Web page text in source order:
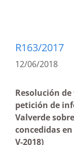
R163/2017
12/06/2018
Resolución
petición de
Valverde
concedidas
V-2018)